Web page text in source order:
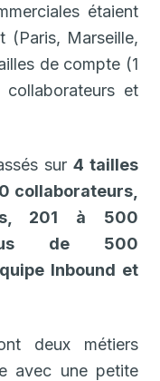
étaient
(Paris, Marseille,
de compte (1
et
sur 4 tailles
collaborateurs,
201 à 500
de 500
Inbound et
deux métiers
avec une petite